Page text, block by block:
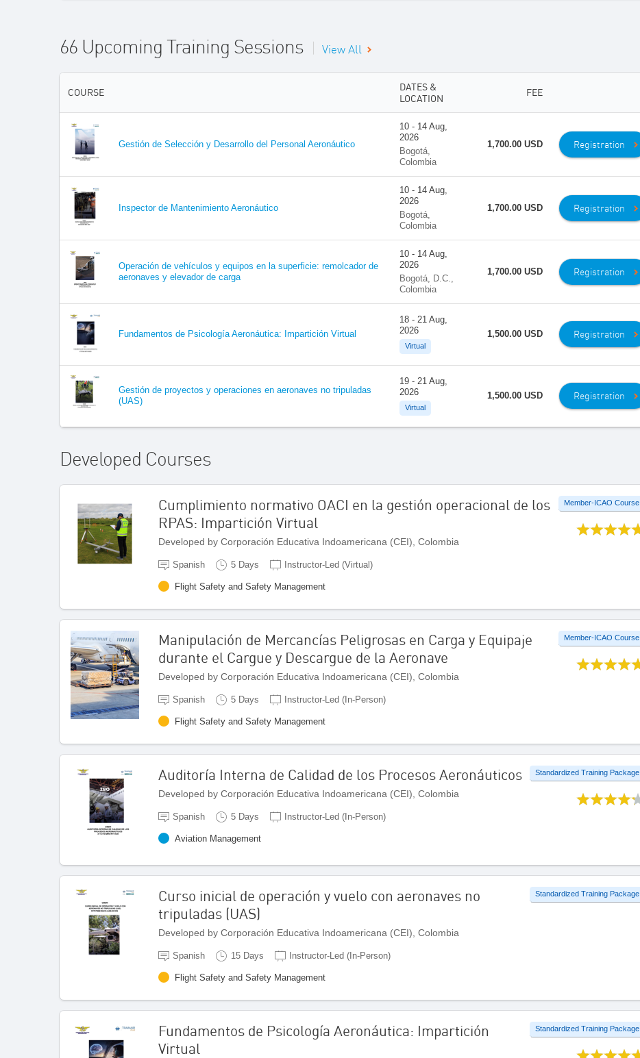
66 Upcoming Training Sessions | View All
COURSE
DATES &
LOCATION
FEE
Gestión de Selección y Desarrollo del Personal Aeronáutico
10 - 14 Aug,
2026
Bogotá,
Colombia
1,700.00 USD Registration
Inspector de Mantenimiento Aeronáutico
10 - 14 Aug,
2026
Bogotá,
Colombia
1,700.00 USD Registration
Operación de vehículos y equipos en la superficie: remolcador de
aeronaves y elevador de carga
10 - 14 Aug,
2026
Bogotá, D.C.,
Colombia
1,700.00 USD Registration
Fundamentos de Psicología Aeronáutica: Impartición Virtual
18 - 21 Aug,
2026
Virtual
1,500.00 USD Registration
Gestión de proyectos y operaciones en aeronaves no tripuladas
(UAS)
19 - 21 Aug,
2026
Virtual
1,500.00 USD Registration
Developed Courses
Cumplimiento normativo OACI en la gestión operacional de los
RPAS: Impartición Virtual
Developed by Corporación Educativa Indoamericana (CEI), Colombia
Spanish 5 Days Instructor-Led (Virtual)
Flight Safety and Safety Management
Member-ICAO Course
Manipulación de Mercancías Peligrosas en Carga y Equipaje
durante el Cargue y Descargue de la Aeronave
Developed by Corporación Educativa Indoamericana (CEI), Colombia
Spanish 5 Days Instructor-Led (In-Person)
Flight Safety and Safety Management
Member-ICAO Course
Auditoría Interna de Calidad de los Procesos Aeronáuticos
Developed by Corporación Educativa Indoamericana (CEI), Colombia
Spanish 5 Days Instructor-Led (In-Person)
Aviation Management
Standardized Training Package
Curso inicial de operación y vuelo con aeronaves no
tripuladas (UAS)
Developed by Corporación Educativa Indoamericana (CEI), Colombia
Spanish 15 Days Instructor-Led (In-Person)
Flight Safety and Safety Management
Standardized Training Package
Fundamentos de Psicología Aeronáutica: Impartición
Virtual
Standardized Training Package